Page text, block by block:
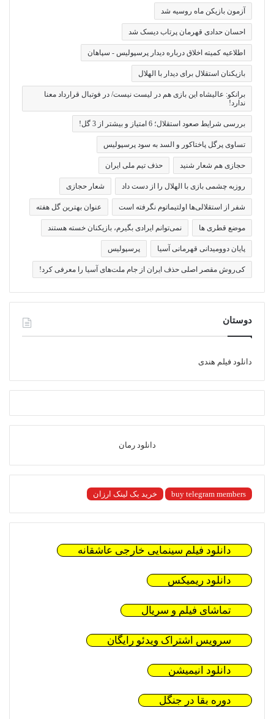
آزمون بازیکن ماه روسیه شد
احسان حدادی قهرمان پرتاب دیسک شد
اطلاعیه کمیته اخلاق درباره دیدار پرسپولیس - سپاهان
بازیکنان استقلال برای دیدار با الهلال
برانکو: عالیشاه این بازی هم در لیست نیست/ در فوتبال قرارداد معنا
ندارد!
بررسی شرایط صعود استقلال؛ 6 امتیاز و بیشتر از 3 گل!
تساوی پرگل پاختاکور و السد به سود پرسپولیس
حجازی هم شعار شنید حذف تیم ملی ایران
روزبه چشمی بازی با الهلال را از دست داد شعار حجازی
شفر از استقلالی‌ها اولتیماتوم نگرفته است عنوان بهترین گل هفته
موضع قطری ها نمی‌توانم ایرادی بگیرم، بازیکنان خسته هستند
پایان دوومیدانی قهرمانی آسیا پرسپولیس
کی‌روش مقصر اصلی حذف ایران از جام ملت‌های آسیا را معرفی کرد!
دوستان
دانلود فیلم هندی
دانلود رمان
buy telegram members خرید بک لینک ارزان
دانلود فیلم سینمایی خارجی عاشقانه
دانلود ریمیکس
تماشای فیلم و سریال
سرویس اشتراک ویدئو رایگان
دانلود انیمیشن
دوره بقا در جنگل